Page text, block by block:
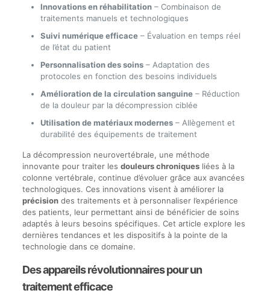
Innovations en réhabilitation– Combinaison de
traitements manuels et technologiques
Suivi numérique efficace– Évaluation en temps réel
de l’état du patient
Personnalisation des soins– Adaptation des
protocoles en fonction des besoins individuels
Amélioration de la circulation sanguine– Réduction
de la douleur par la décompression ciblée
Utilisation de matériaux modernes– Allègement et
durabilité des équipements de traitement
La décompression neurovertébrale, une méthode
innovante pour traiter les douleurs chroniquesliées à la
colonne vertébrale, continue d’évoluer grâce aux avancées
technologiques. Ces innovations visent à améliorer la
précisiondes traitements et à personnaliser l’expérience
des patients, leur permettant ainsi de bénéficier de soins
adaptés à leurs besoins spécifiques. Cet article explore les
dernières tendances et les dispositifs à la pointe de la
technologie dans ce domaine.
Des appareils révolutionnaires pour un
traitement efficace